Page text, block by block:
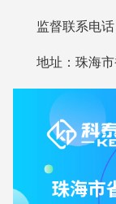
监督联系电话
地址：珠海市